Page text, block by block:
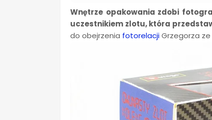
Wnętrze opakowania zdobi
uczestnikiem zlotu, która
do obejrzenia fotorelacjiGrzegorza